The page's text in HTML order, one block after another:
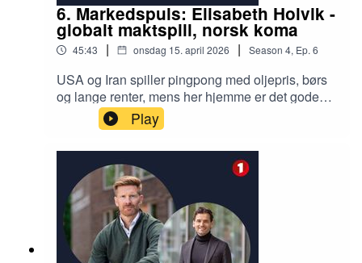
6. Markedspuls: Elisabeth Holvik -
globalt maktspill, norsk koma
45:43 | onsdag 15. april 2026 | Season 4, Ep. 6
USA og Iran spiller pingpong med oljepris, børs
og lange renter, mens her hjemme er det gode
lønnsoppgjør, høy innenlandsk inflasjon og lav
produktivitetsvekst. Podcastvert Jan Håvard
Valstad diskuterer med Sjeføkonom Elisabeth
Holvik i SpareBank 1 hvordan krigen i Iran setter
rammebetingelser fremover, men samtidig hva
Norge kan og bør gjøre for å sette oss selv i en
mer konkurransedyktig posisjon.
Play